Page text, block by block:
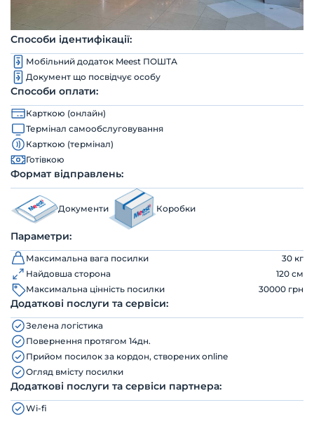
Способи ідентифікації:
Мобільний додаток Meest ПОШТА
Документ що посвідчує особу
Способи оплати:
Карткою (онлайн)
Термінал самообслуговування
Карткою (термінал)
Готівкою
Формат відправлень:
Документи Коробки
Параметри:
Максимальна вага посилки
30 кг
Найдовша сторона
120 см
Максимальна цінність посилки
30000 грн
Додаткові послуги та сервіси:
Зелена логістика
Повернення протягом 14дн.
Прийом посилок за кордон, створених online
Огляд вмісту посилки
Додаткові послуги та сервіси партнера:
Wi-fi